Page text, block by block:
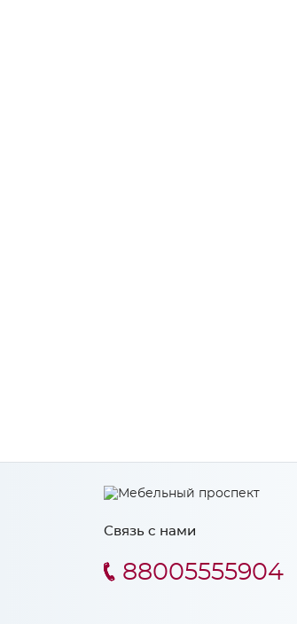
Связь с нами
88005555904